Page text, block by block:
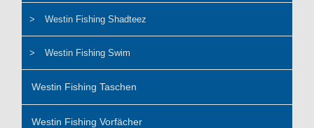
Westin Fishing Shadteez
Westin Fishing Swim
Westin Fishing Taschen
Westin Fishing Vorfächer